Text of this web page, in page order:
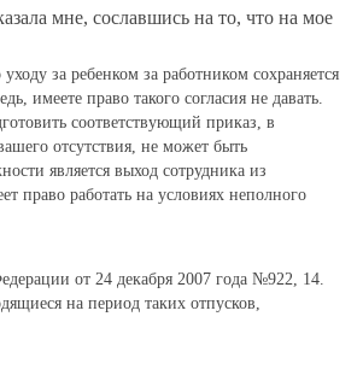
мне, сославшись на то, что на мое
за ребенком за работником сохраняется
имеете право такого согласия не давать.
соответствующий приказ, в
отсутствия, не может быть
является выход сотрудника из
право работать на условиях неполного
от 24 декабря 2007 года №922, 14.
на период таких отпусков,